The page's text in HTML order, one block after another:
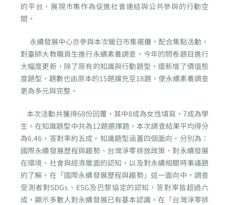
的平台，展現市集作為促進社會連結與公共參與的行動空
間。
永續發展中心亦參與本次暖日市集擺攤，配合集點活動，
對臺師大教職員生進行永續素養調查。今年的問卷題目進行
大幅度更新，除了原有的知識與行動題型，還新增了價值態
度題型，題數也由原本的15題擴充至18題，使永續素養調查
更為多元與完整。
本次活動共獲得68份回覆，其中8成為女性填寫，7成為學
生。在知識題型中共為12題選擇題，本次調查結果平均得分
為6.46，答對率約五成。知識題型涵蓋四個面向，分別為：
國際永續發展歷程與趨勢、台灣淨零排放政策、對永續發展
在環境、社會與經濟層面的認知，以及對永續相關時事議題
的了解。在「國際永續發展歷程與趨勢」這一面向中，調查
受測者對SDGs、ESG及巴黎協定的認知，答對率皆超過六
成，顯示多數人對永續發展已有基本認識。在「台灣淨零排